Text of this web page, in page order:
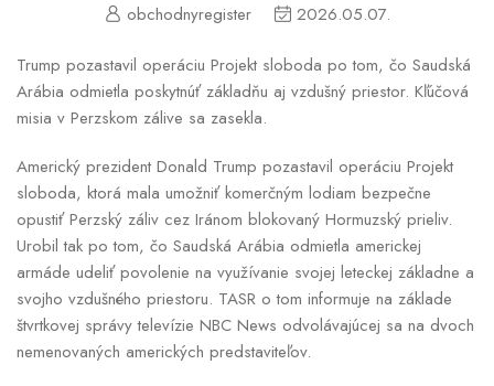
obchodnyregister 2026.05.07.
Trump pozastavil operáciu Projekt sloboda po tom, čo Saudská
Arábia odmietla poskytnúť základňu aj vzdušný priestor. Kľúčová
misia v Perzskom zálive sa zasekla.
Americký prezident Donald Trump pozastavil operáciu Projekt
sloboda, ktorá mala umožniť komerčným lodiam bezpečne
opustiť Perzský záliv cez Iránom blokovaný Hormuzský prieliv.
Urobil tak po tom, čo Saudská Arábia odmietla americkej
armáde udeliť povolenie na využívanie svojej leteckej základne a
svojho vzdušného priestoru. TASR o tom informuje na základe
štvrtkovej správy televízie NBC News odvolávajúcej sa na dvoch
nemenovaných amerických predstaviteľov.